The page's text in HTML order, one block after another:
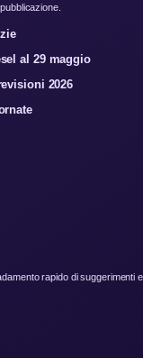
al 29 maggio
2026
rapido di suggerimenti e